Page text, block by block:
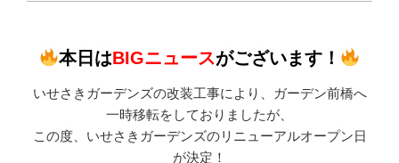
本日はBIGニュースがございます！
いせさきガーデンズの改装工事により、ガーデン前橋へ
一時移転をしておりましたが、
この度、いせさきガーデンズのリニューアルオープン日
が決定！